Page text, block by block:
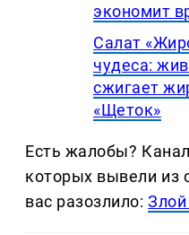
экономит
Салат
чудеса:
сжигает
«Щеток»
Есть жалобы?
которых вывели из
вас разозлило: